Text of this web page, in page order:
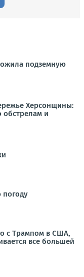
подземную
Херсонщины:
обстрелам и
с Трампом в США,
все большей